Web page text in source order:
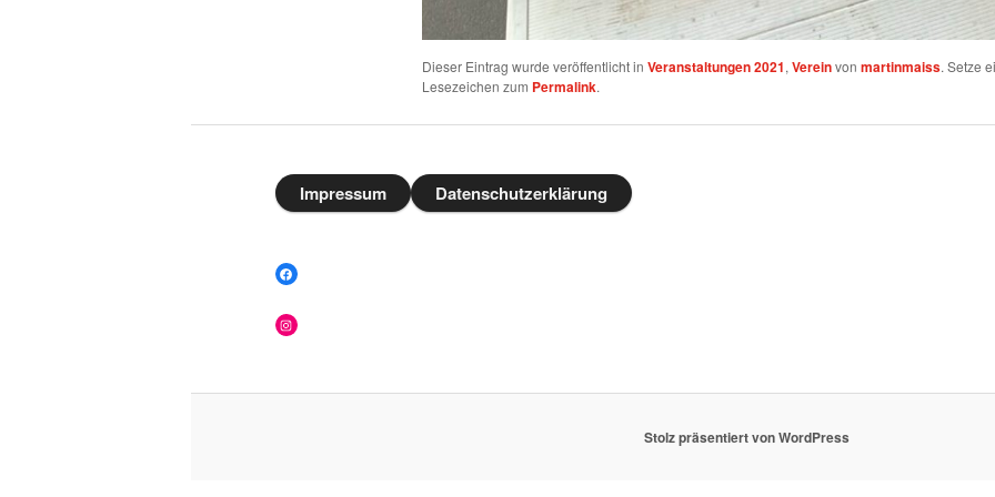
Dieser Eintrag wurde veröffentlicht in Veranstaltungen 2021, Vereinvon martinmaiss. Setze
Lesezeichen zum Permalink.
Impressum Datenschutzerklärung
Facebook
Instagram
Stolz präsentiert von WordPress